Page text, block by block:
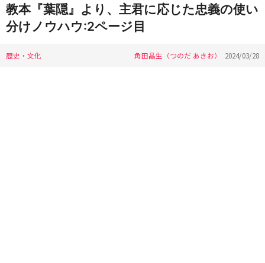
教本『葉隠』より、主君に応じた忠義の使い
分けノウハウ:2ページ目
歴史・文化 角田晶生（つのだ あきお） 2024/03/28